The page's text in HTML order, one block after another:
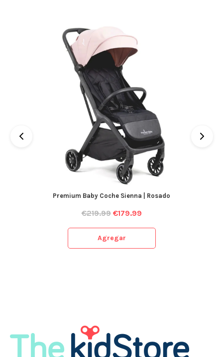
Premium Baby Coche Sienna | Rosado
€219.99 €179.99
Agregar